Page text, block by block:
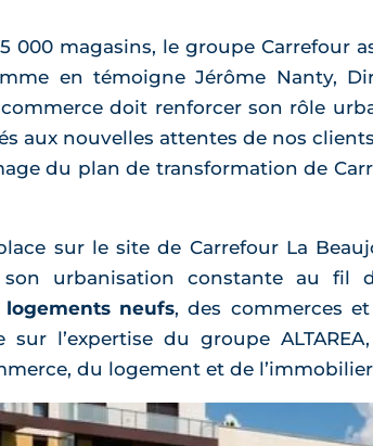
magasins, le groupe Carrefour
en témoigne Jérôme Nanty,
doit renforcer son rôle
aux nouvelles attentes de nos
du plan de transformation de
sur le site de Carrefour La
son urbanisation constante au fil
logements neufs, des commerces
sur l’expertise du groupe
du logement et de l’immobilier